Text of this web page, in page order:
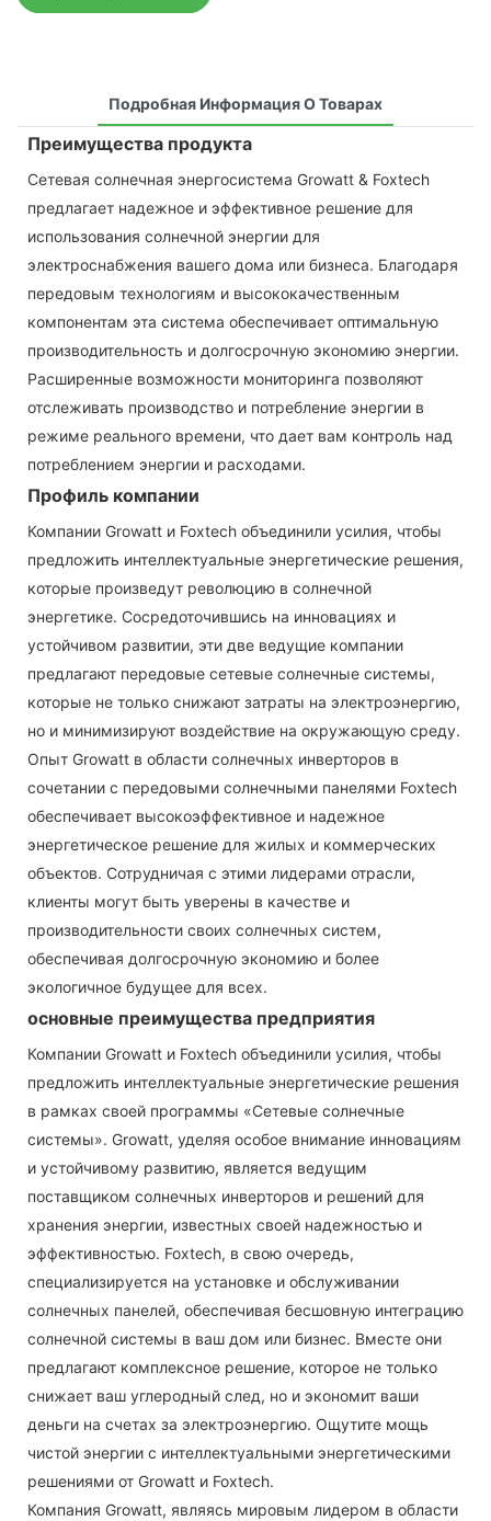
Подробная Информация О Товарах
Преимущества продукта
Сетевая солнечная энергосистема Growatt & Foxtech
предлагает надежное и эффективное решение для
использования солнечной энергии для
электроснабжения вашего дома или бизнеса. Благодаря
передовым технологиям и высококачественным
компонентам эта система обеспечивает оптимальную
производительность и долгосрочную экономию энергии.
Расширенные возможности мониторинга позволяют
отслеживать производство и потребление энергии в
режиме реального времени, что дает вам контроль над
потреблением энергии и расходами.
Профиль компании
Компании Growatt и Foxtech объединили усилия, чтобы
предложить интеллектуальные энергетические решения,
которые произведут революцию в солнечной
энергетике. Сосредоточившись на инновациях и
устойчивом развитии, эти две ведущие компании
предлагают передовые сетевые солнечные системы,
которые не только снижают затраты на электроэнергию,
но и минимизируют воздействие на окружающую среду.
Опыт Growatt в области солнечных инверторов в
сочетании с передовыми солнечными панелями Foxtech
обеспечивает высокоэффективное и надежное
энергетическое решение для жилых и коммерческих
объектов. Сотрудничая с этими лидерами отрасли,
клиенты могут быть уверены в качестве и
производительности своих солнечных систем,
обеспечивая долгосрочную экономию и более
экологичное будущее для всех.
основные преимущества предприятия
Компании Growatt и Foxtech объединили усилия, чтобы
предложить интеллектуальные энергетические решения
в рамках своей программы «Сетевые солнечные
системы». Growatt, уделяя особое внимание инновациям
и устойчивому развитию, является ведущим
поставщиком солнечных инверторов и решений для
хранения энергии, известных своей надежностью и
эффективностью. Foxtech, в свою очередь,
специализируется на установке и обслуживании
солнечных панелей, обеспечивая бесшовную интеграцию
солнечной системы в ваш дом или бизнес. Вместе они
предлагают комплексное решение, которое не только
снижает ваш углеродный след, но и экономит ваши
деньги на счетах за электроэнергию. Ощутите мощь
чистой энергии с интеллектуальными энергетическими
решениями от Growatt и Foxtech.
Компания Growatt, являясь мировым лидером в области